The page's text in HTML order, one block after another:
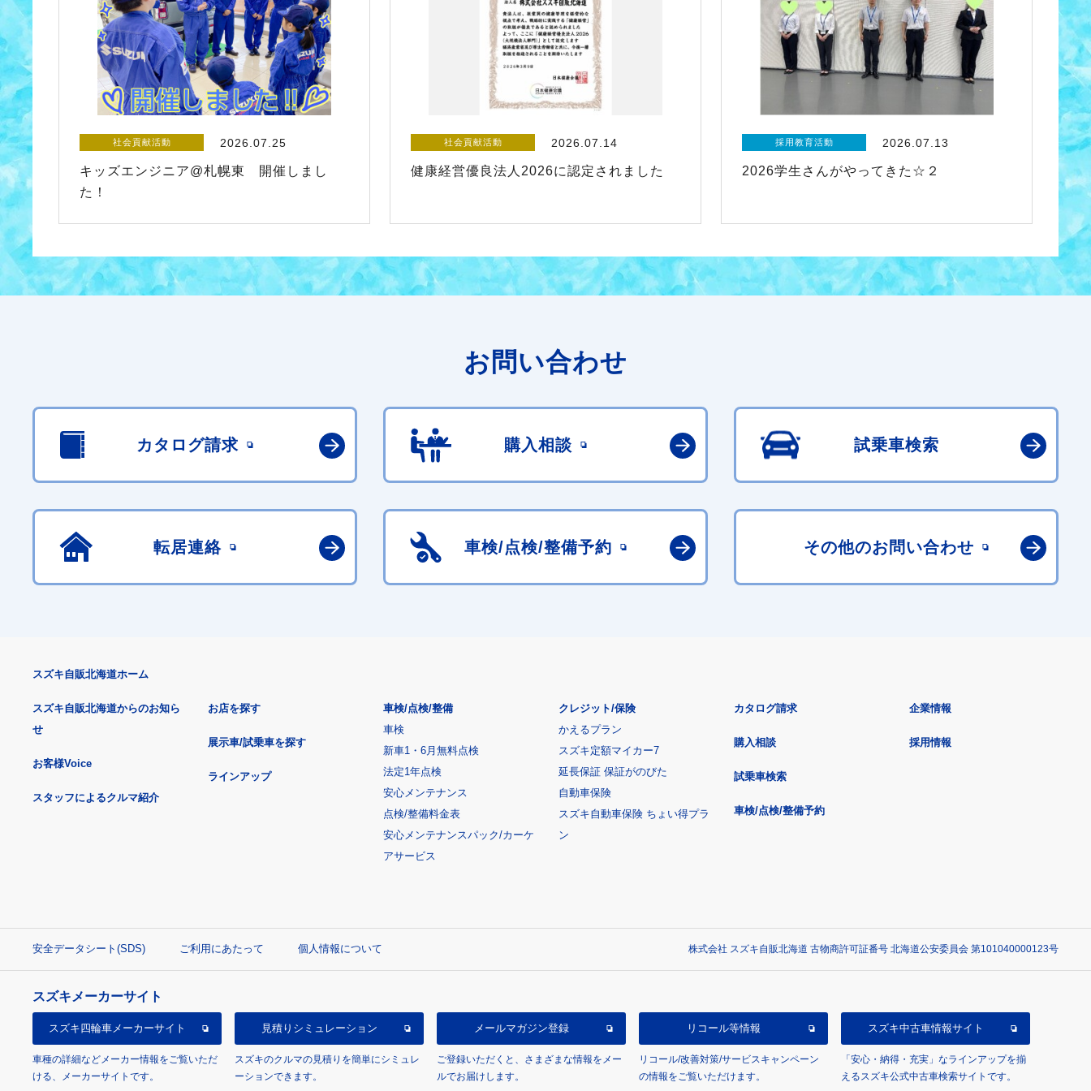
社会貢献活動 2026.07.25
キッズエンジニア@札幌東 開催しまし
た！
社会貢献活動 2026.07.14
健康経営優良法人2026に認定されました
採用教育活動 2026.07.13
2026学生さんがやってきた☆２
お問い合わせ
カタログ請求 購入相談 試乗車検索
転居連絡 車検/点検/整備予約 その他のお問い合わせ
スズキ自販北海道ホーム
スズキ自販北海道からのお知ら
せ
お客様Voice
スタッフによるクルマ紹介
お店を探す
展示車/試乗車を探す
ラインアップ
車検/点検/整備
車検
新車1・6月無料点検
法定1年点検
安心メンテナンス
点検/整備料金表
安心メンテナンスパック/カーケ
アサービス
クレジット/保険
かえるプラン
スズキ定額マイカー7
延長保証 保証がのびた
自動車保険
スズキ自動車保険 ちょい得プラ
ン
カタログ請求
購入相談
試乗車検索
車検/点検/整備予約
企業情報
採用情報
安全データシート(SDS) ご利用にあたって 個人情報について 株式会社 スズキ自販北海道 古物商許可証番号 北海道公安委員会 第101040000123号
スズキメーカーサイト
スズキ四輪車メーカーサイト
車種の詳細などメーカー情報をご覧いただ
ける、メーカーサイトです。
見積り シミュレーション
スズキのクルマの見積りを簡単にシミュレ
ーションできます。
メールマガジン登録
ご登録いただくと、さまざまな情報をメー
ルでお届けします。
リコール等情報
リコール/改善対策/サービスキャンペーン
の情報をご覧いただけます。
スズキ中古車情報サイト
「安心・納得・充実」なラインアップを揃
えるスズキ公式中古車検索サイトです。